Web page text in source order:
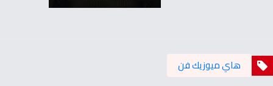
هاي ميوزيك فن